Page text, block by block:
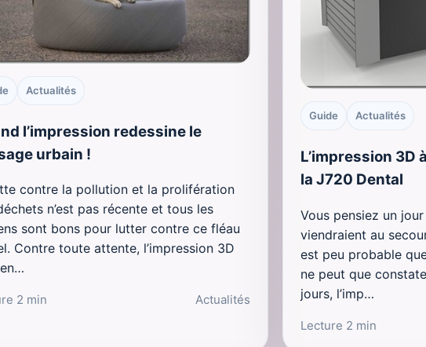
Actualités
l’impression redessine le
urbain !
contre la pollution et la prolifération
n’est pas récente et tous les
sont bons pour lutter contre ce fléau
Contre toute attente, l’impression 3D
2 min Actualités
Guide Actualités
L’impression 3D
la J720 Dental
Vous pensiez un
viendraient au
est peu probable
ne peut que
jours, l’imp…
Lecture 2 min